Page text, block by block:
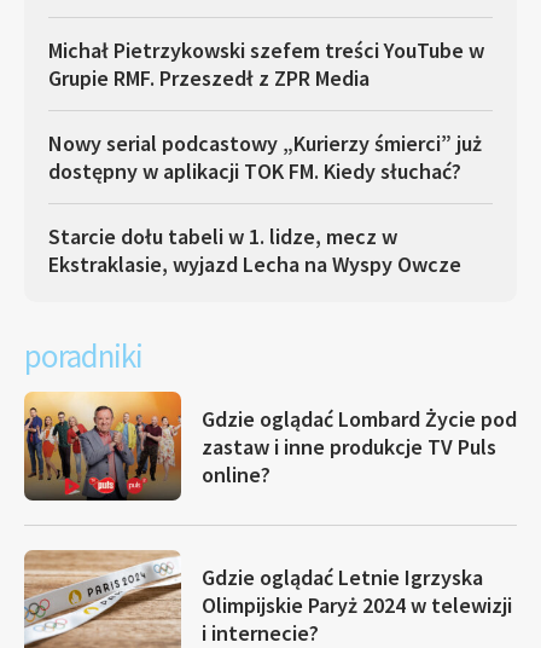
Michał Pietrzykowski szefem treści YouTube w
Grupie RMF. Przeszedł z ZPR Media
Nowy serial podcastowy „Kurierzy śmierci” już
dostępny w aplikacji TOK FM. Kiedy słuchać?
Starcie dołu tabeli w 1. lidze, mecz w
Ekstraklasie, wyjazd Lecha na Wyspy Owcze
poradniki
Gdzie oglądać Lombard Życie pod
zastaw i inne produkcje TV Puls
online?
Gdzie oglądać Letnie Igrzyska
Olimpijskie Paryż 2024 w telewizji
i internecie?